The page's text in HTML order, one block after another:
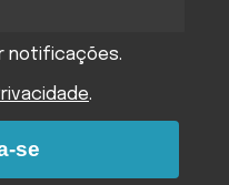
notificações.
.
se